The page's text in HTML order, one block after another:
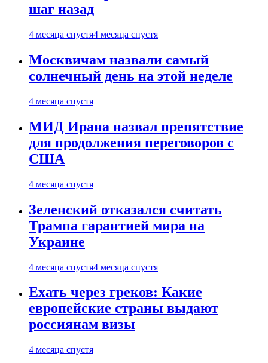
шаг назад
4 месяца спустя4 месяца спустя
Москвичам назвали самый
солнечный день на этой неделе
4 месяца спустя
МИД Ирана назвал препятствие
для продолжения переговоров с
США
4 месяца спустя
Зеленский отказался считать
Трампа гарантией мира на
Украине
4 месяца спустя4 месяца спустя
Ехать через греков: Какие
европейские страны выдают
россиянам визы
4 месяца спустя